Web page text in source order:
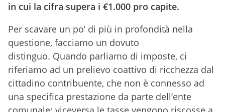
in cui la cifra supera i €1.000 pro capite.
Per scavare un po’ di più in profondità nella
questione, facciamo un dovuto
distinguo. Quando parliamo di imposte, ci
riferiamo ad un prelievo coattivo di ricchezza dal
cittadino contribuente, che non è connesso ad
una specifica prestazione da parte dell’ente